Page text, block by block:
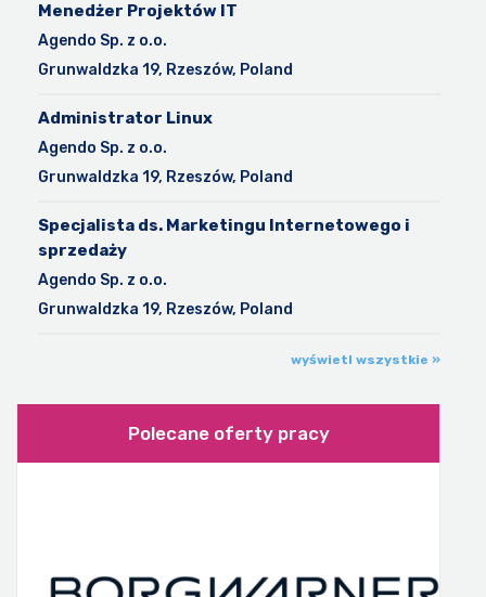
Menedżer Projektów IT
Agendo Sp. z o.o.
Grunwaldzka 19, Rzeszów, Poland
Administrator Linux
Agendo Sp. z o.o.
Grunwaldzka 19, Rzeszów, Poland
Specjalista ds. Marketingu Internetowego i
sprzedaży
Agendo Sp. z o.o.
Grunwaldzka 19, Rzeszów, Poland
wyświetl wszystkie »
Polecane oferty pracy